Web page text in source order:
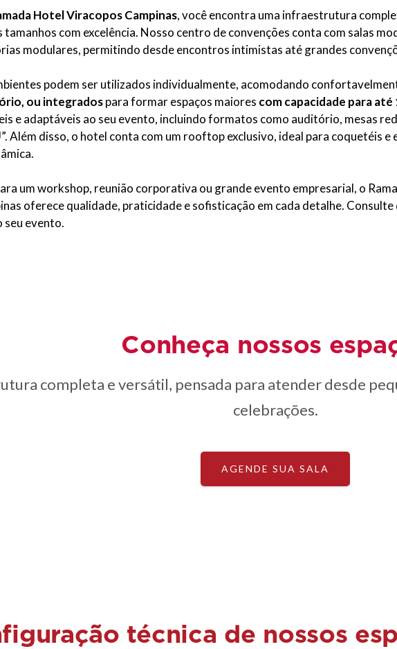
Hotel Viracopos Campinas, você encontra uma infraestrutura
tamanhos com excelência. Nosso centro de convenções conta com salas
modulares, permitindo desde encontros intimistas até grandes
podem ser utilizados individualmente, acomodando
ou integradospara formar espaços maiores com capacidade para até
e adaptáveis ao seu evento, incluindo formatos como auditório, mesas
Além disso, o hotel conta com um rooftop exclusivo, ideal para coquetéis
um workshop, reunião corporativa ou grande evento empresarial, o
oferece qualidade, praticidade e sofisticação em cada detalhe.
seu evento.
Conheça nossos
completa e versátil, pensada para atender desde
celebrações.
AGENDE SUA SALA
técnica de nossos